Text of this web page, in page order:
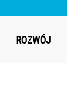
ROZWÓJ